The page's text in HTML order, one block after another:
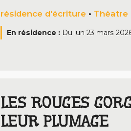
résidence d'écriture • Théatre
En résidence : Du lun 23 mars
LES ROUGES
LEUR PLUMAGE